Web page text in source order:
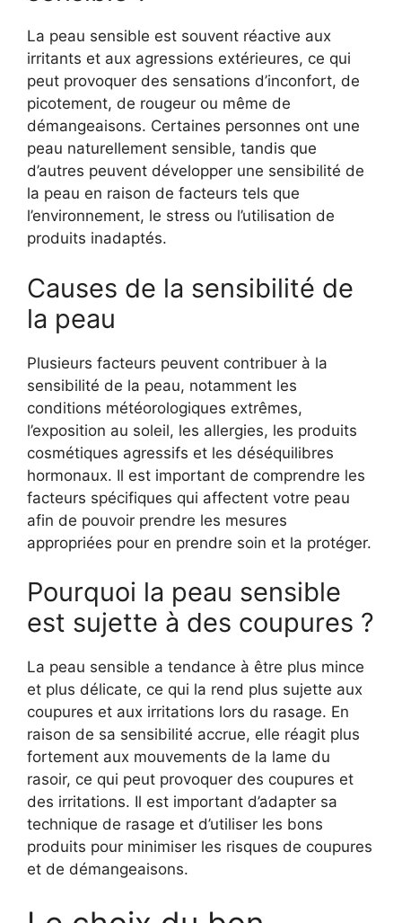
La peau sensible est souvent réactive aux
irritants et aux agressions extérieures, ce qui
peut provoquer des sensations d’inconfort, de
picotement, de rougeur ou même de
démangeaisons. Certaines personnes ont une
peau naturellement sensible, tandis que
d’autres peuvent développer une sensibilité de
la peau en raison de facteurs tels que
l’environnement, le stress ou l’utilisation de
produits inadaptés.
Causes de la sensibilité de
la peau
Plusieurs facteurs peuvent contribuer à la
sensibilité de la peau, notamment les
conditions météorologiques extrêmes,
l’exposition au soleil, les allergies, les produits
cosmétiques agressifs et les déséquilibres
hormonaux. Il est important de comprendre les
facteurs spécifiques qui affectent votre peau
afin de pouvoir prendre les mesures
appropriées pour en prendre soin et la protéger.
Pourquoi la peau sensible
est sujette à des coupures ?
La peau sensible a tendance à être plus mince
et plus délicate, ce qui la rend plus sujette aux
coupures et aux irritations lors du rasage. En
raison de sa sensibilité accrue, elle réagit plus
fortement aux mouvements de la lame du
rasoir, ce qui peut provoquer des coupures et
des irritations. Il est important d’adapter sa
technique de rasage et d’utiliser les bons
produits pour minimiser les risques de coupures
et de démangeaisons.